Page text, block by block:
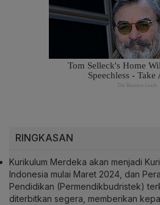
RINGKASAN
Kurikulum Merdeka akan menjadi
Indonesia mulai Maret 2024, dan
Pendidikan (Permendikbudristek)
diterbitkan segera, memberikan